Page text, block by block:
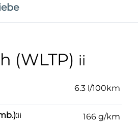
(WLTP) ii
6.3 l/100km
ii 166 g/km